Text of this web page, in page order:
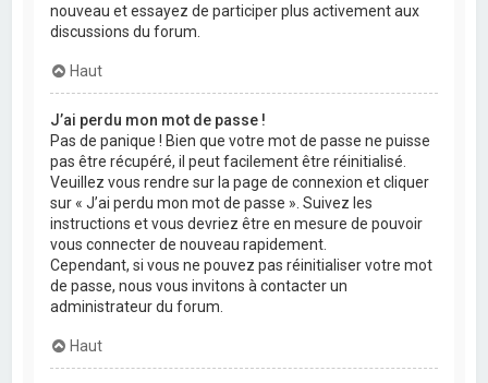
nouveau et essayez de participer plus activement aux
discussions du forum.
Haut
J’ai perdu mon mot de passe !
Pas de panique ! Bien que votre mot de passe ne puisse
pas être récupéré, il peut facilement être réinitialisé.
Veuillez vous rendre sur la page de connexion et cliquer
sur « J’ai perdu mon mot de passe ». Suivez les
instructions et vous devriez être en mesure de pouvoir
vous connecter de nouveau rapidement.
Cependant, si vous ne pouvez pas réinitialiser votre mot
de passe, nous vous invitons à contacter un
administrateur du forum.
Haut